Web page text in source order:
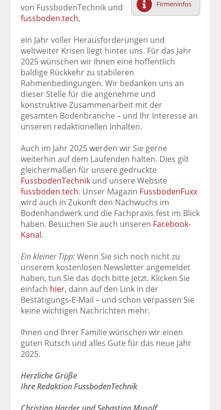
F
ac
b
o
o
te
il
e
n
tt
er
Li
n
di
n
il
E
m
v
n
n
ck
e
Firmeninfos
von FussbodenTechnik und
fussboden.tech,
ein Jahr voller Herausforderungen und
weltweiter Krisen liegt hinter uns. Für das Jahr
2025 wünschen wir Ihnen eine hoffentlich
baldige Rückkehr zu stabileren
Rahmenbedingungen. Wir bedanken uns an
dieser Stelle für die angenehme und
konstruktive Zusammenarbeit mit der
gesamten Bodenbranche – und Ihr Interesse an
unseren redaktionellen Inhalten.
Auch im Jahr 2025 werden wir Sie gerne
weiterhin auf dem Laufenden halten. Dies gilt
gleichermaßen für unsere gedruckte
FussbodenTechnik und unsere Website
fussboden.tech. Unser Magazin FussbodenFuxx
wird auch in Zukunft den Nachwuchs im
Bodenhandwerk und die Fachpraxis fest im Blick
haben. Besuchen Sie auch unseren Facebook-
Kanal.
Ein kleiner Tipp:Wenn Sie sich noch nicht zu
unserem kostenlosen Newsletter angemeldet
haben, tun Sie das doch bitte jetzt. Klicken Sie
einfach hier, dann auf den Link in der
Bestätigungs-E-Mail – und schon verpassen Sie
keine wichtigen Nachrichten mehr.
Ihnen und Ihrer Familie wünschen wir einen
guten Rutsch und alles Gute für das neue Jahr
2025.
Herzliche Grüße
Ihre Redaktion FussbodenTechnik